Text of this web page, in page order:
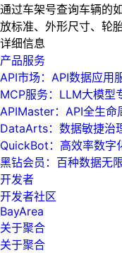
通过车架号查询车辆的
放标准、外形尺寸、轮
详细信息
产品服务
API市场：API数据应用
MCP服务：LLM大模型
APIMaster：API全生命
DataArts：数据敏捷治
QuickBot：高效率数字
黑钻会员：百种数据无
开发者
开发者社区
BayArea
关于聚合
关于聚合